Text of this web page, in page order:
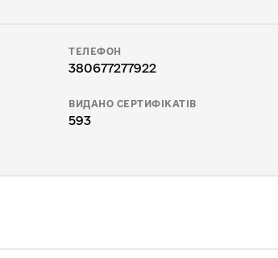
ТЕЛЕФОН
380677277922
ВИДАНО СЕРТИФІКАТІВ
593